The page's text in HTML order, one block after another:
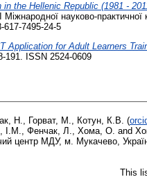
the Hellenic Republic (1981 -
Міжнародної науково-
617-7495-24-5
Application for Adult Learners
191. ISSN 2524-0609
Н., Горват, М., Котун, К.В. (
І.М., Фенчак, Л., Хома, О. and
центр МДУ, м. Мукачево,
This